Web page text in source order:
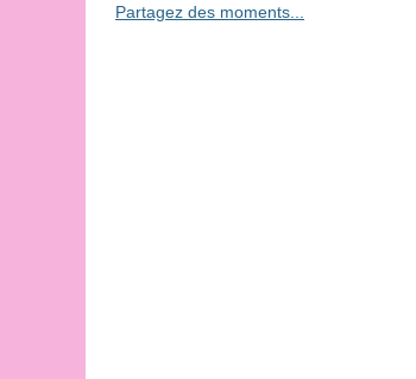
Partagez des moments...